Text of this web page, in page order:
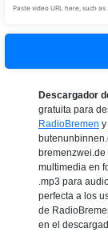
Descargador
gratuita para
RadioBremen
multimedia en
.mp3 para
perfecta a los
de
en el